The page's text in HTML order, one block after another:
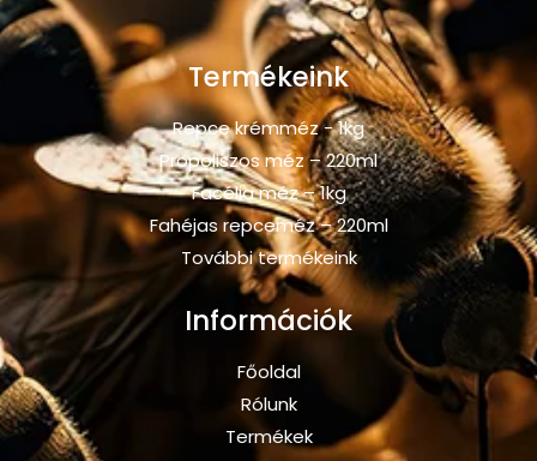
Termékeink
Repce krémméz - 1kg
Propoliszos méz – 220ml
Facélia méz – 1kg
Fahéjas repceméz – 220ml
További termékeink
Információk
Főoldal
Rólunk
Termékek